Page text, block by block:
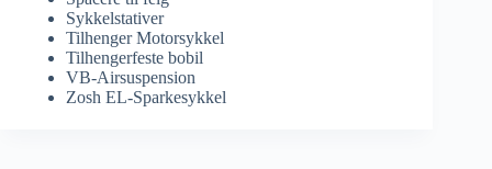
Sykkelstativer
Tilhenger Motorsykkel
Tilhengerfeste bobil
VB-Airsuspension
Zosh EL-Sparkesykkel